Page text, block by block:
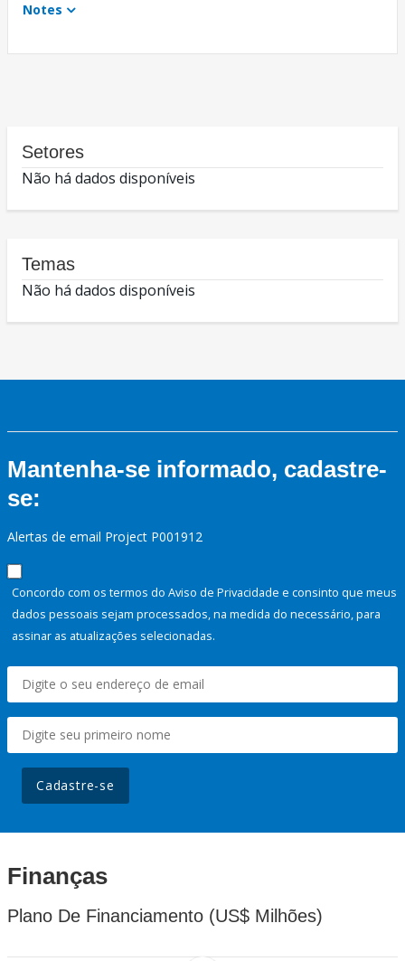
Notes
Setores
Não há dados disponíveis
Temas
Não há dados disponíveis
Mantenha-se informado, cadastre-
se:
Alertas de email Project P001912
Concordo com os termos do Aviso de Privacidade e consinto que meus
dados pessoais sejam processados, na medida do necessário, para
assinar as atualizações selecionadas.
Cadastre-se
Finanças
Plano De Financiamento (US$ Milhões)